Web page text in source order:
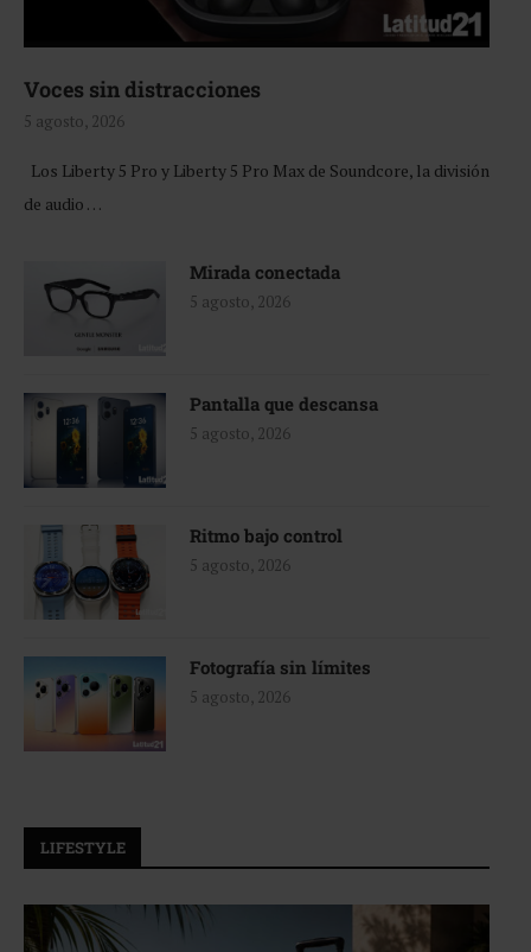
Voces sin distracciones
5 agosto, 2026
Los Liberty 5 Pro y Liberty 5 Pro Max de Soundcore, la división
de audio …
Mirada conectada
5 agosto, 2026
Pantalla que descansa
5 agosto, 2026
Ritmo bajo control
5 agosto, 2026
Fotografía sin límites
5 agosto, 2026
LIFESTYLE